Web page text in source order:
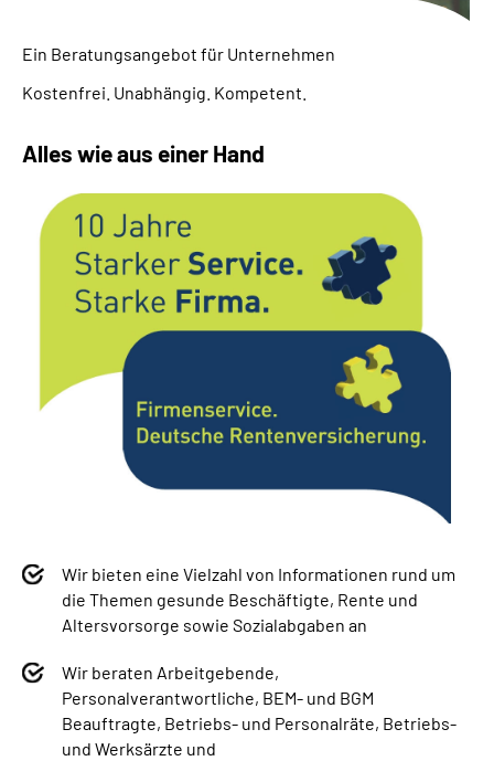
Leichte Sprache
Mein Kundenportal
Ein Beratungsangebot für Unternehmen
Kostenfrei. Unabhängig. Kompetent.
Alles wie aus einer Hand
Wir bieten eine Vielzahl von Informationen rund um
die Themen gesunde Beschäftigte, Rente und
Altersvorsorge sowie Sozialabgaben an
Wir beraten Arbeitgebende,
Personalverantwortliche, BEM- und BGM
Beauftragte, Betriebs- und Personalräte, Betriebs-
und Werksärzte und